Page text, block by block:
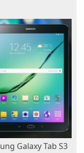
Galaxy Tab S3